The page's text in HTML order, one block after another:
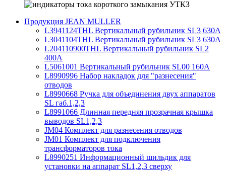
Продукция JEAN MULLER
L3941124THL Вертикальный рубильник SL3 630А
L3041104THL Вертикальный рубильник SL3 630А
L204110900THL Вертикальный рубильник SL2
400А
L5061001 Вертикальный рубильник SL00 160А
L8990996 Набор накладок для "разнесения"
отводов
L8990668 Ручка для объединения двух аппаратов
SL габ.1,2,3
L8991066 Длинная передняя прозрачная крышка
выводов SL1,2,3
JM04 Комплект для разнесения отводов
JM01 Комплект для подключения
трансформаторов тока
L8990251 Информационный шильдик для
установки на аппарат SL1,2,3 сверху